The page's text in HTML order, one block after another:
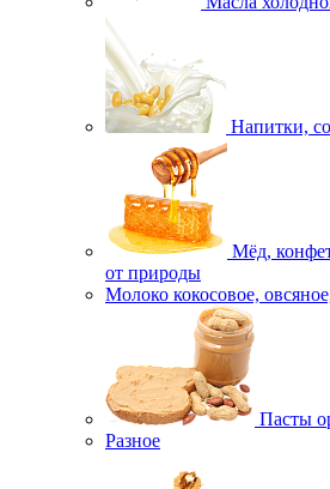
Напитки,
Мёд,
от природы
Молоко кокосовое,
Пасты
Разное